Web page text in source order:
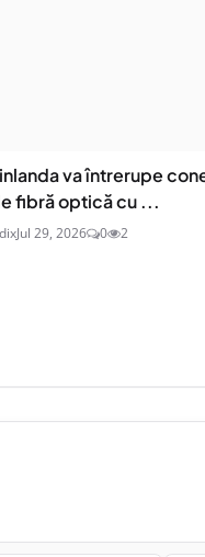
va întrerupe
fibră optică cu ...
Jul 29, 2026 0 2